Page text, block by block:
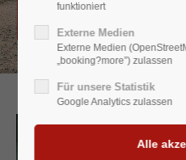
Anmelden
Register
Support
Lorem ipsum dolor sit
funktioniert
Externe Medien
Externe Medien
„booking?more”) zulassen
Für unsere Statistik
Google Analytics zulassen